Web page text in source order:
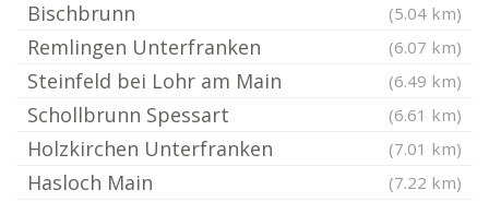
Bischbrunn (5.04 km)
Remlingen Unterfranken (6.07 km)
Steinfeld bei Lohr am Main (6.49 km)
Schollbrunn Spessart (6.61 km)
Holzkirchen Unterfranken (7.01 km)
Hasloch Main (7.22 km)